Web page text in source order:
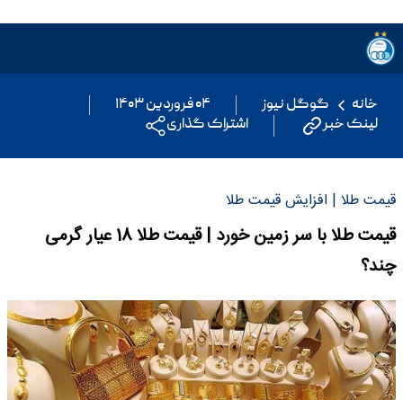
خانه گوگل نیوز
۰۴ فروردین ۱۴۰۳
لینک خبر
اشتراک گذاری
قیمت طلا | افزایش قیمت طلا
قیمت طلا با سر زمین خورد | قیمت طلا 18 عیار گرمی
چند؟